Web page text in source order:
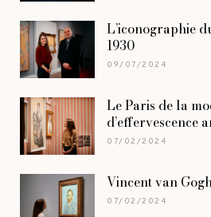
L’iconographie
1930
09/07/2024
Le Paris de la
d’effervescence
07/02/2024
Vincent van
07/02/2024